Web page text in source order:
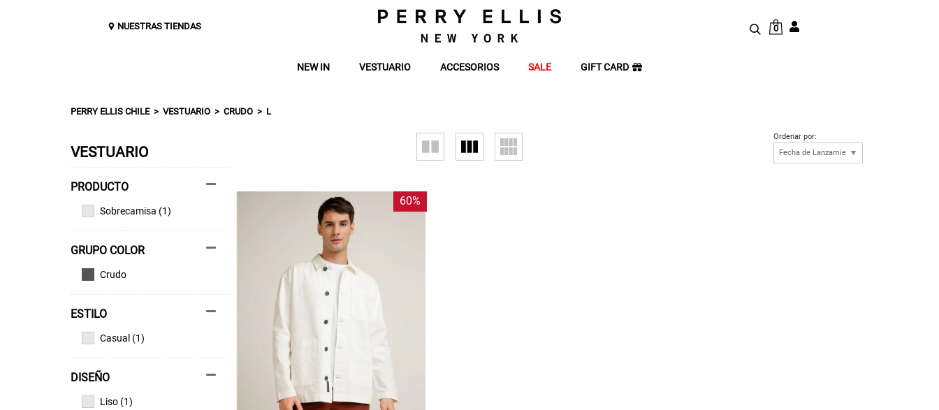
NUESTRAS TIENDAS 0
NEW IN VESTUARIO ACCESORIOS SALE GIFT CARD
PERRY ELLIS CHILE VESTUARIO CRUDO L
VESTUARIO
Sobrecamisa (1)
GRUPO COLOR
Crudo
ESTILO
Casual (1)
DISEÑO
Liso (1)
Ordenar por:
60%